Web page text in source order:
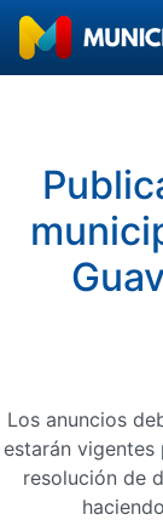
Los anuncios
estarán vigentes
resolución de